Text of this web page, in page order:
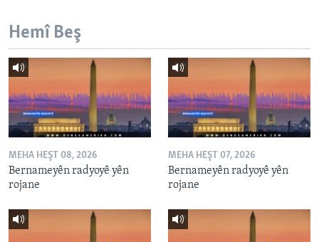
Zimanên Din
Hemî Beş
MEHA HEŞT 08, 2026
Bernameyên radyoyê yên
rojane
MEHA HEŞT 07, 2026
Bernameyên radyoyê yên
rojane